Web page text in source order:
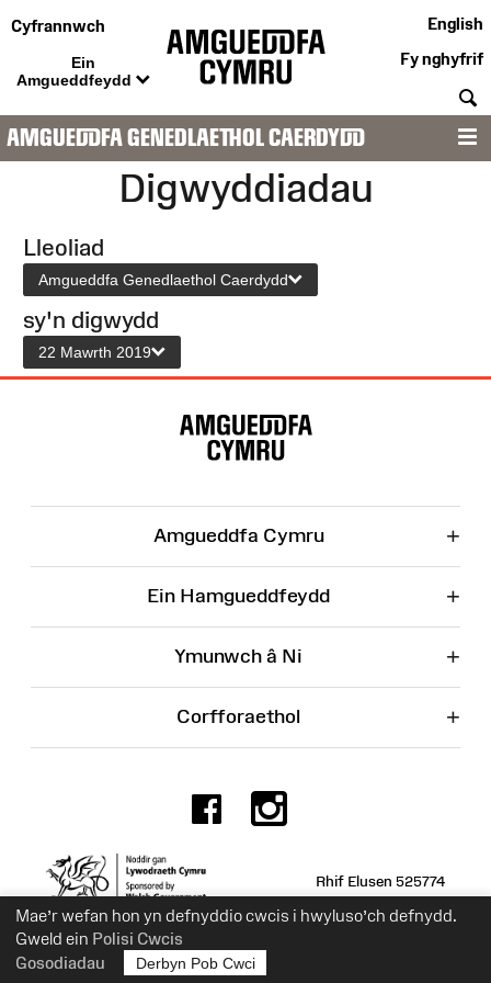
Mae’r wefan hon yn defnyddio cwcis i hwyluso’ch defnydd.
Gweld ein Polisi Cwcis
Gosodiadau
Derbyn Pob Cwci
Cyfrannwch
Ein
Amgueddfeydd
English
Fy nghyfrif
AMGUEDDFA GENEDLAETHOL CAERDYDD
Digwyddiadau
Lleoliad
Amgueddfa Genedlaethol Caerdydd
sy'n digwydd
22 Mawrth 2019
Amgueddfa Cymru +
Ein Hamgueddfeydd +
Ymunwch â Ni +
Corfforaethol +
Facebook
Rhif Elusen 525774